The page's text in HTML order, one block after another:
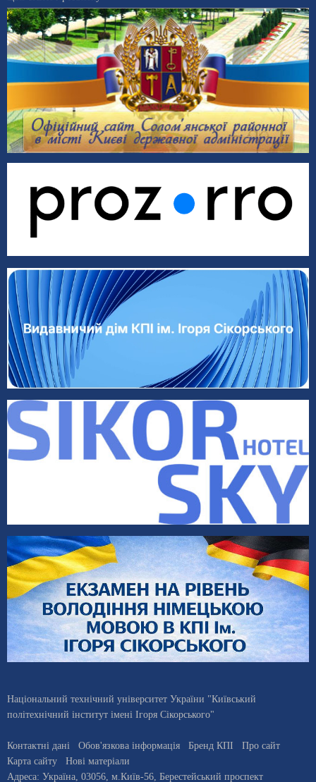
Національний технічний університет України "Київський
політехнічний інститут імені Ігоря Сікорського"
Контактні дані Обов'язкова інформація Бренд КПІ
Про сайт
Карта сайту
Нові матеріали
Адреса: Україна 03056 , м. Київ-56, Берестейський проспект